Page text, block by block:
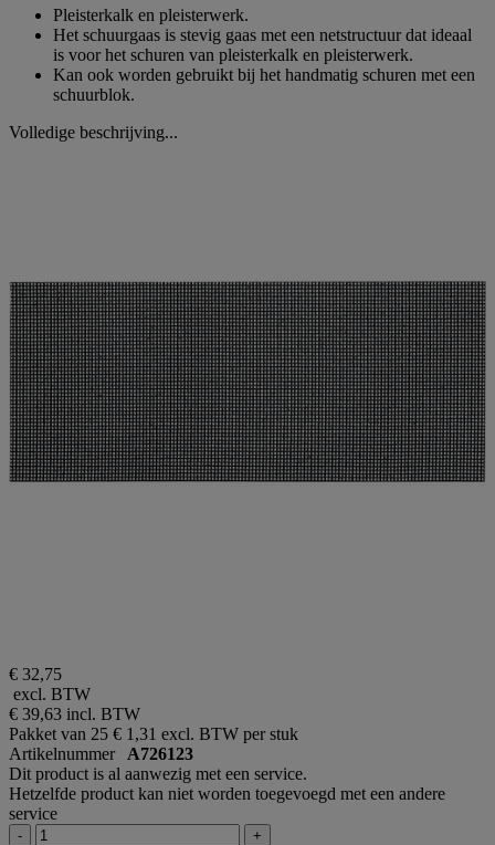
Pleisterkalk en pleisterwerk.
Het schuurgaas is stevig gaas met een netstructuur dat ideaal
is voor het schuren van pleisterkalk en pleisterwerk.
Kan ook worden gebruikt bij het handmatig schuren met een
schuurblok.
Volledige beschrijving...
€ 32,75
excl. BTW
€ 39,63 incl. BTW
Pakket van 25 € 1,31 excl. BTW per stuk
Artikelnummer A726123
Dit product is al aanwezig met een service.
Hetzelfde product kan niet worden toegevoegd met een andere
service
- +